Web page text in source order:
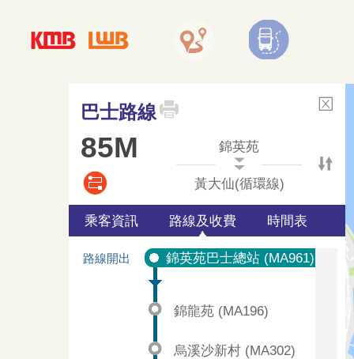
巴士路線
85M 錦英苑
黃大仙(循環線)
乘客資訊 路線及收費 時間表
路線開出 錦英苑巴士總站 (MA961)
錦龍苑 (MA196)
烏溪沙新村 (MA302)